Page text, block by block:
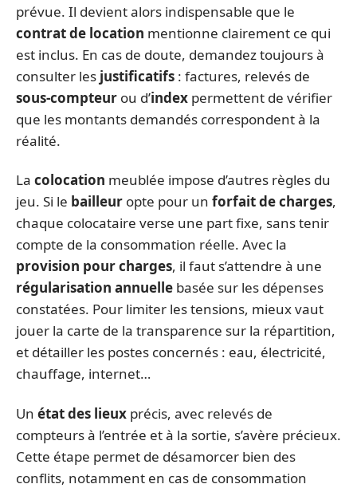
prévue. Il devient alors indispensable que le
contrat de location mentionne clairement ce qui
est inclus. En cas de doute, demandez toujours à
consulter les justificatifs : factures, relevés de
sous-compteur ou d’index permettent de vérifier
que les montants demandés correspondent à la
réalité.
La colocation meublée impose d’autres règles du
jeu. Si le bailleur opte pour un forfait de charges,
chaque colocataire verse une part fixe, sans tenir
compte de la consommation réelle. Avec la
provision pour charges, il faut s’attendre à une
régularisation annuelle basée sur les dépenses
constatées. Pour limiter les tensions, mieux vaut
jouer la carte de la transparence sur la répartition,
et détailler les postes concernés : eau, électricité,
chauffage, internet…
Un état des lieux précis, avec relevés de
compteurs à l’entrée et à la sortie, s’avère précieux.
Cette étape permet de désamorcer bien des
conflits, notamment en cas de consommation